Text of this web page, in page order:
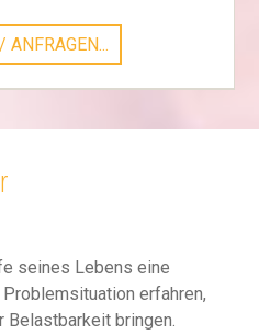
ANFRAGEN...
seines Lebens eine
erfahren,
Belastbarkeit bringen.